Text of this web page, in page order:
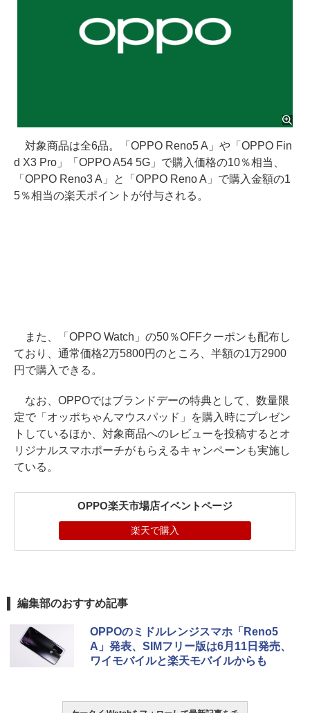
対象商品は全6品。「OPPO Reno5 A」や「OPPO Fin
d X3 Pro」「OPPO A54 5G」で購入価格の10％相当、
「OPPO Reno3 A」と「OPPO Reno A」で購入金額の1
5％相当の楽天ポイントが付与される。
また、「OPPO Watch」の50％OFFクーポンも配布し
ており、通常価格2万5800円のところ、半額の1万2900
円で購入できる。
なお、OPPOではブランドデーの特典として、数量限
定で「オッポちゃんマウスパッド」を購入時にプレゼン
トしているほか、対象商品へのレビューを投稿するとオ
リジナルスマホポーチがもらえるキャンペーンも実施し
ている。
OPPO楽天市場店イベントページ
楽天で購入
編集部のおすすめ記事
OPPOのミドルレンジスマホ「Reno5
A」発表、SIMフリー版は6月11日発売、
ワイモバイルと楽天モバイルからも